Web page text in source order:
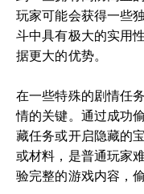
玩家可能会获得一些
斗中具有极大的实用
据更大的优势。
在一些特殊的剧情任
情的关键。通过成功
藏任务或开启隐藏的
或材料，是普通玩家
验完整的游戏内容，